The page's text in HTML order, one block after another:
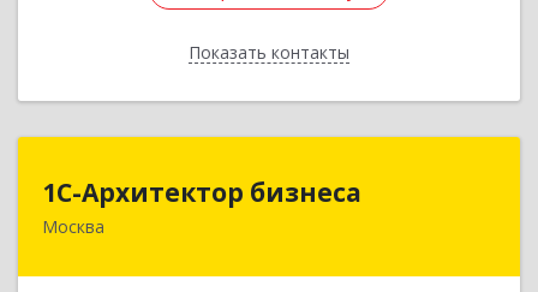
Показать контакты
Назад
1С-Архитектор бизнеса
Москва
1С-Архитектор бизнеса
115114, Москва г, Кожевнический 2-й пер, дом